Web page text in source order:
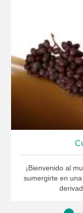
¡Bienvenido al
sumergirte en